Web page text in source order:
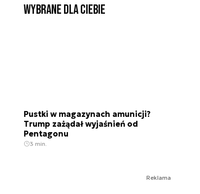
Wybrane dla Ciebie
Pustki w magazynach amunicji?
Trump zażądał wyjaśnień od
Pentagonu
3 min.
Reklama